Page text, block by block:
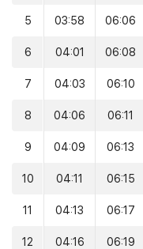
5 03:58 06:06
6 04:01 06:08
7 04:03 06:10
8 04:06 06:11
9 04:09 06:13
10 04:11 06:15
11 04:13 06:17
12 04:16 06:19